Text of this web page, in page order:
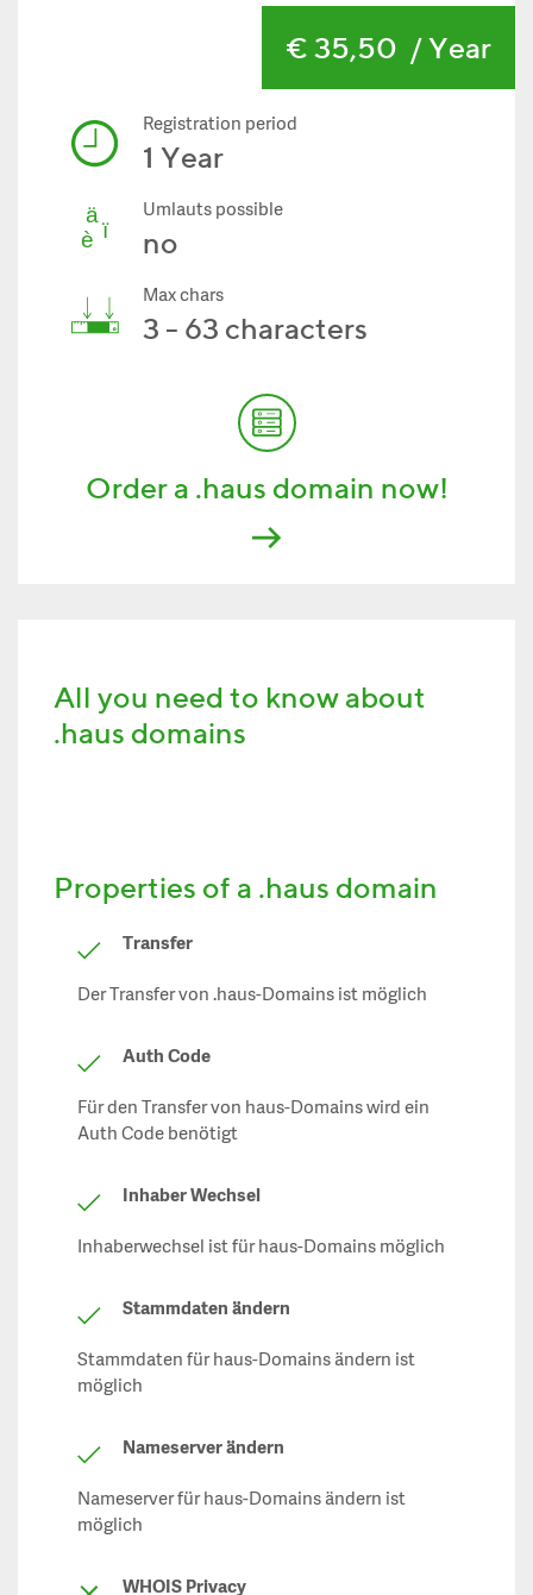
€ 35,50 / Year
Registration period
1 Year
Umlauts possible
no
Max chars
3 - 63 characters
Order a .haus domain now!
All you need to know about
.haus domains
Properties of a .haus domain
Transfer
Der Transfer von .haus-Domains ist möglich
Auth Code
Für den Transfer von haus-Domains wird ein
Auth Code benötigt
Inhaber Wechsel
Inhaberwechsel ist für haus-Domains möglich
Stammdaten ändern
Stammdaten für haus-Domains ändern ist
möglich
Nameserver ändern
Nameserver für haus-Domains ändern ist
möglich
WHOIS Privacy